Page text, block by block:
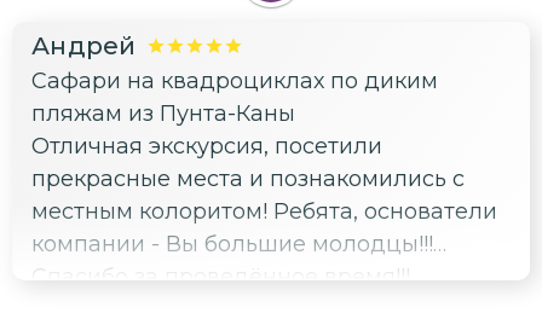
Андрей
Сафари на квадроциклах по диким
пляжам из Пунта-Каны
Отличная экскурсия, посетили
прекрасные места и познакомились с
местным колоритом! Ребята, основатели
компании - Вы большие молодцы!!!
Спасибо за проведённое время!!!